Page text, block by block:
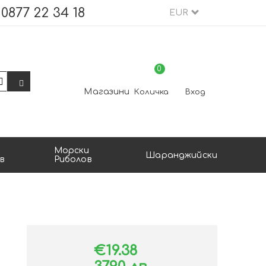
0877 22 34 18 EUR
Магазини Количка
0
Вход
Морски
Риболов
Шаранджийски
€19.38